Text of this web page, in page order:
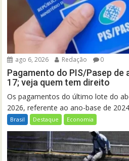
ago 6, 2026 Redação 0
Pagamento do PIS/Pasep
17; veja quem tem direito
Os pagamentos do último lote do
2026, referente ao ano-base de
Brasil Destaque Economia